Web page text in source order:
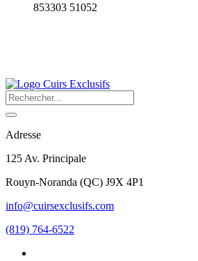
853303 51052
Adresse
125 Av. Principale
Rouyn-Noranda (QC) J9X 4P1
info@cuirsexclusifs.com
(819) 764-6522